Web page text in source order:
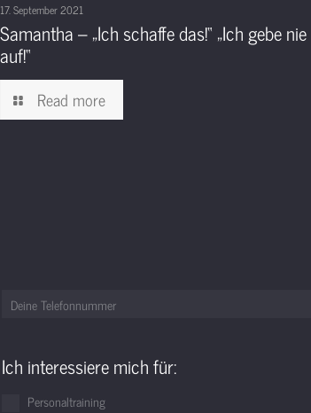
17. September 2021
Samantha – „Ich schaffe das!“ „Ich gebe nie
auf!“
Read more
Ich interessiere mich für:
Personaltraining